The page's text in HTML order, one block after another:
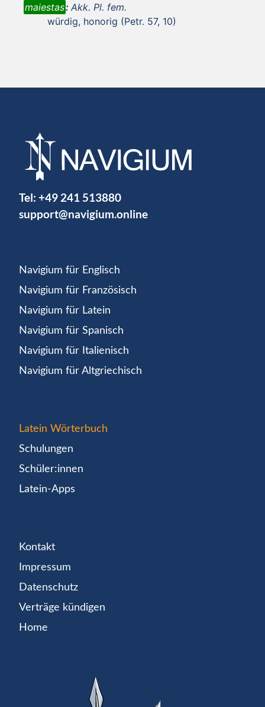
maiestas: Akk. Pl. fem.
würdig, honorig (Petr. 57, 10)
Tel: +49 241 513880
support@navigium.online
Navigium für Englisch
Navigium für Französisch
Navigium für Latein
Navigium für Spanisch
Navigium für Italienisch
Navigium für Altgriechisch
Latein Wörterbuch
Schulungen
Schüler:innen
Latein-Apps
Kontakt
Impressum
Datenschutz
Verträge kündigen
Home